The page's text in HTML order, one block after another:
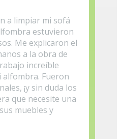
a limpiar mi sofá
estuvieron
Me explicaron el
a la obra de
increíble
alfombra. Fueron
¡y sin duda los
que necesite una
muebles y